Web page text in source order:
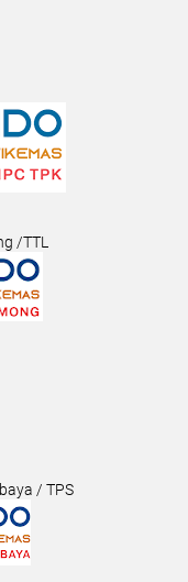
/TTL
/ TPS